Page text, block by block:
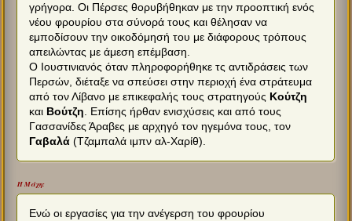
γρήγορα. Οι Πέρσες θορυβήθηκαν με την προοπτική ενός
νέου φρουρίου στα σύνορά τους και θέλησαν να
εμποδίσουν την οικοδόμησή του με διάφορους τρόπους
απειλώντας με άμεση επέμβαση.
Ο Ιουστινιανός όταν πληροφορήθηκε τς αντιδράσεις των
Περσών, διέταξε να σπεύσει στην περιοχή ένα στράτευμα
από τον Λίβανο με επικεφαλής τους στρατηγούς Κούτζη
και Βούτζη. Επίσης ήρθαν ενισχύσεις και από τους
Γασσανίδες Άραβες με αρχηγό τον ηγεμόνα τους, τον
Γαβαλά (Τζαμπαλά ιμπν αλ-Χαρίθ).
Η Μάχη:
Ενώ οι εργασίες για την ανέγερση του φρουρίου